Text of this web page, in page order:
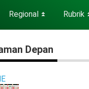
Regional ⏬ Rubrik
Depan